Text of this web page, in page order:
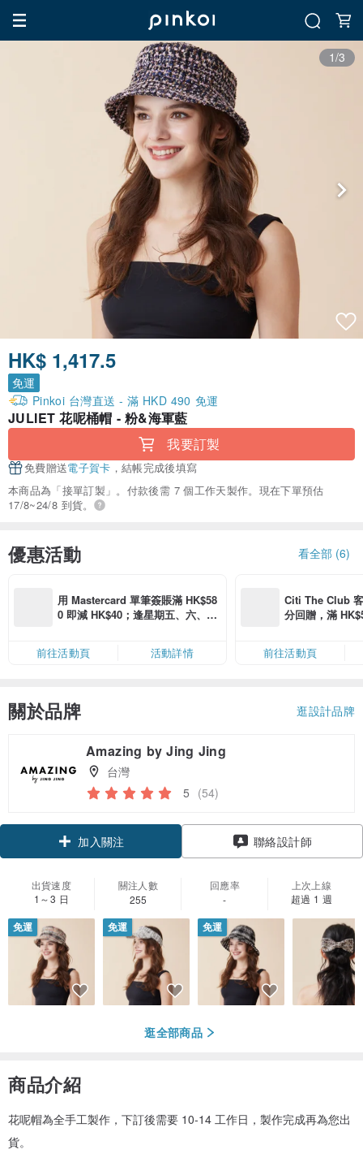
1/3
HK$ 1,417.5
免運
Pinkoi 台灣直送 - 滿 HKD 490 免運
JULIET 花呢桶帽 - 粉&海軍藍
我要訂製
免費贈送電子賀卡 ，結帳完成後填寫
本商品為「接單訂製」。付款後需 7 個工作天製作。現在下單預估
17/8~24/8 到貨。
優惠活動 看全部 (6)
用 Mastercard 單筆簽賬滿 HK$58
0 即減 HK$40；逢星期五、六、日
卡」結帳）
前往活動頁 活動詳情
Citi The Club
分回贈，滿
前往活動頁
關於品牌 逛設計品牌
Amazing by Jing Jing
台灣
5 (54)
加入關注 聯絡設計師
出貨速度
1～3 日
關注人數
255
回應率
-
上次上線
超過 1 週
免運 免運 免運
逛全部商品
商品介紹
花呢帽為全手工製作，下訂後需要 10-14 工作日，製作完成再為您出
貨。